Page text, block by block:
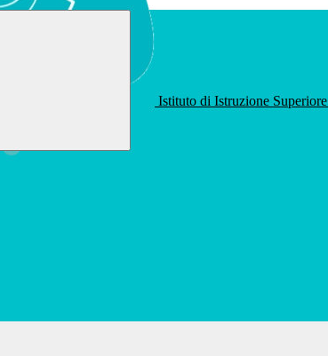
Istituto di Istruzione Superiore